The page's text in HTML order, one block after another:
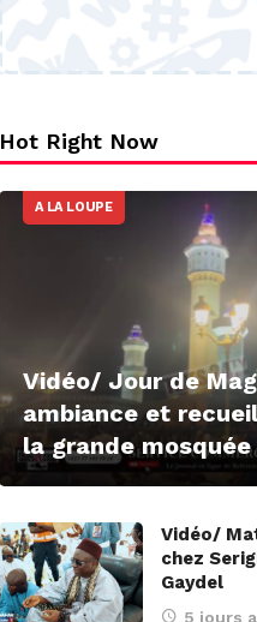
Hot Right Now
A LA LOUPE
Vidéo/ Jour de
ambiance et
la grande mosquée
Vidéo/
chez
Gaydel
5 jours